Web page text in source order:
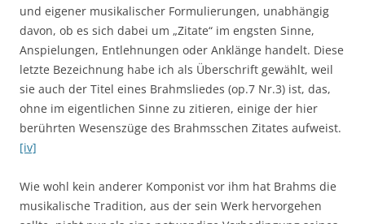
und eigener musikalischer Formulierungen, unabhängig
davon, ob es sich dabei um „Zitate“ im engsten Sinne,
Anspielungen, Entlehnungen oder Anklänge handelt. Diese
letzte Bezeichnung habe ich als Überschrift gewählt, weil
sie auch der Titel eines Brahmsliedes (op.7 Nr.3) ist, das,
ohne im eigentlichen Sinne zu zitieren, einige der hier
berührten Wesenszüge des Brahmsschen Zitates aufweist.
[iv]
Wie wohl kein anderer Komponist vor ihm hat Brahms die
musikalische Tradition, aus der sein Werk hervorgehen